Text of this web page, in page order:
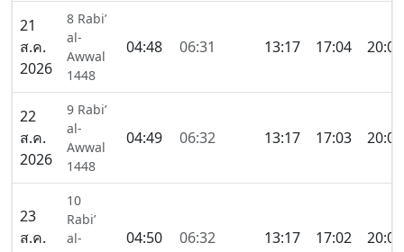
21
ส.ค.
2026
8 Rabi’
al-
Awwal
1448
04:48 06:31 13:17 17:04 20:04
22
ส.ค.
2026
9 Rabi’
al-
Awwal
1448
04:49 06:32 13:17 17:03 20:02
23
ส.ค.
10
Rabi’
al-
04:50 06:32 13:17 17:02 20:01